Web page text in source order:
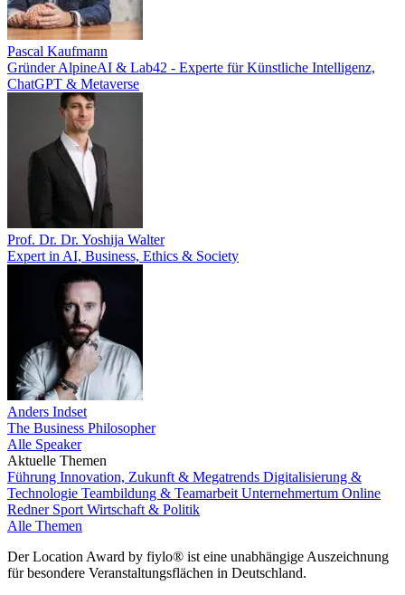
Pascal Kaufmann
Gründer AlpineAI & Lab42 - Experte für Künstliche Intelligenz,
ChatGPT & Metaverse
Prof. Dr. Dr. Yoshija Walter
Expert in AI, Business, Ethics & Society
Anders Indset
The Business Philosopher
Alle Speaker
Aktuelle Themen
Führung Innovation, Zukunft & Megatrends Digitalisierung &
Technologie Teambildung & Teamarbeit Unternehmertum Online
Redner Sport Wirtschaft & Politik
Alle Themen
Der Location Award by fiylo® ist eine unabhängige Auszeichnung
für besondere Veranstaltungsflächen in Deutschland.